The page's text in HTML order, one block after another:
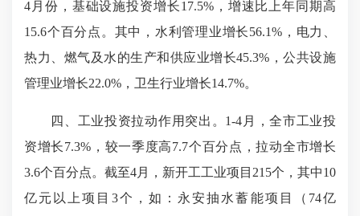
4月份，基础设施投资增长17.5%，增速比上年同期高
15.6个百分点。其中，水利管理业增长56.1%，电力、
热力、燃气及水的生产和供应业增长45.3%，公共设施
管理业增长22.0%，卫生行业增长14.7%。
四、工业投资拉动作用突出。1-4月，全市工业投
资增长7.3%，较一季度高7.7个百分点，拉动全市增长
3.6个百分点。截至4月，新开工工业项目215个，其中10
亿元以上项目3个，如：永安抽水蓄能项目（74亿